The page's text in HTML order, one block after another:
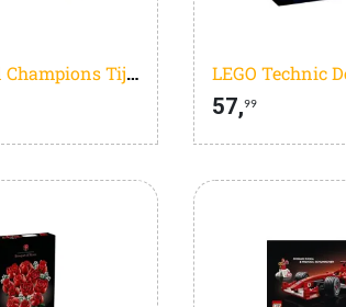
LEGO Speed Champions Tijdmachine uit Back to the Future - 77256
57,99